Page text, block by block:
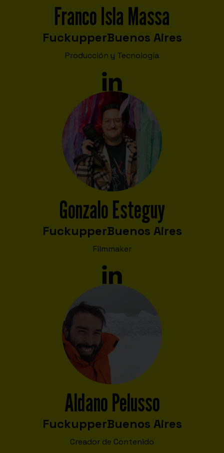
Franco Isla Massa
FuckupperBuenos Aires
Producción y Tecnología
Gonzalo Esteguy
FuckupperBuenos Aires
Filmmaker
Aldano Pelusso
FuckupperBuenos Aires
Creador de Contenido